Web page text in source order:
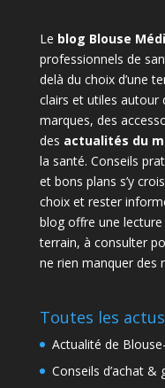
Le blog Blouse
professionnels de
delà du choix d’une
clairs et utiles autour
marques, des
des actualités du
la santé. Conseils
et bons plans s’y
choix et rester
blog offre une
terrain, à consulter
ne rien manquer des
Toutes les
Actualité de
Conseils d’achat &